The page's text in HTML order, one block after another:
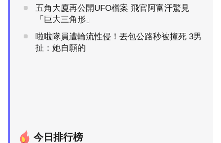
五角大廈再公開UFO檔案 飛官阿富汗驚見
「巨大三角形」
啦啦隊員遭輪流性侵！丟包公路秒被撞死 3男
扯：她自願的
今日排行榜